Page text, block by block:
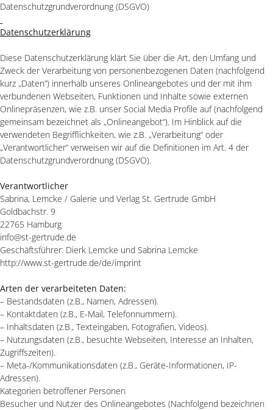
Datenschutzgrundverordnung (DSGVO)
Datenschutzerklärung
Diese Datenschutzerklärung klärt Sie über die Art, den Umfang und
Zweck der Verarbeitung von personenbezogenen Daten (nachfolgend
kurz „Daten“) innerhalb unseres Onlineangebotes und der mit ihm
verbundenen Webseiten, Funktionen und Inhalte sowie externen
Onlinepräsenzen, wie z.B. unser Social Media Profile auf (nachfolgend
gemeinsam bezeichnet als „Onlineangebot“). Im Hinblick auf die
verwendeten Begrifflichkeiten, wie z.B. „Verarbeitung“ oder
„Verantwortlicher“ verweisen wir auf die Definitionen im Art. 4 der
Datenschutzgrundverordnung (DSGVO).
Verantwortlicher
Sabrina, Lemcke / Galerie und Verlag St. Gertrude GmbH
Goldbachstr. 9
22765 Hamburg
info@st-gertrude.de
Geschäftsführer: Dierk Lemcke und Sabrina Lemcke
http://www.st-gertrude.de/de/imprint
Arten der verarbeiteten Daten:
– Bestandsdaten (z.B., Namen, Adressen).
– Kontaktdaten (z.B., E-Mail, Telefonnummern).
– Inhaltsdaten (z.B., Texteingaben, Fotografien, Videos).
– Nutzungsdaten (z.B., besuchte Webseiten, Interesse an Inhalten,
Zugriffszeiten).
– Meta-/Kommunikationsdaten (z.B., Geräte-Informationen, IP-
Adressen).
Kategorien betroffener Personen
Besucher und Nutzer des Onlineangebotes (Nachfolgend bezeichnen